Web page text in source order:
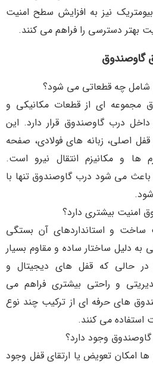
نیز به افزایش سطح امنیت
بهتر دسترسی را فراهم می کنند.
گاوصندوق
شامل چه قطعاتی می شود؟
مجموعه ای از قطعات مکانیکی و
درب گاوصندوق قرار دارد. این
اصلی، زبانه های فولادی، صفحه
و مکانیزم انتقال نیرو است.
می شود درب گاوصندوق تنها با
امنیت بیشتری دارد؟
ساخت و استانداردهای آن بستگی
به دلیل ساختار ساده و مقاوم بسیار
در حالی که قفل های دیجیتال و
و راحتی بیشتری فراهم می
های حرفه ای از ترکیب چند نوع
استفاده می کنند.
وجود دارد؟
ها امکان تعویض یا ارتقای قفل وجود